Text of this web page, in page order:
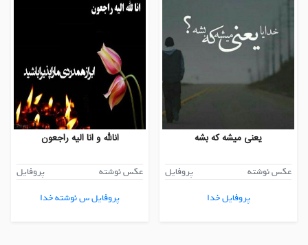
یعنی میشه که بشه
عکس نوشته
پروفایل
پروفایل خدا
انالله و انا الیه راجعون
عکس نوشته
پروفایل
پروفایل س نوشته خدا